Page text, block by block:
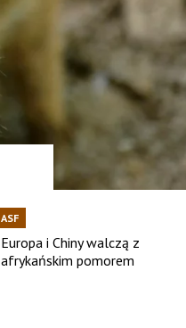
ASF
Europa i Chiny walczą z
afrykańskim pomorem